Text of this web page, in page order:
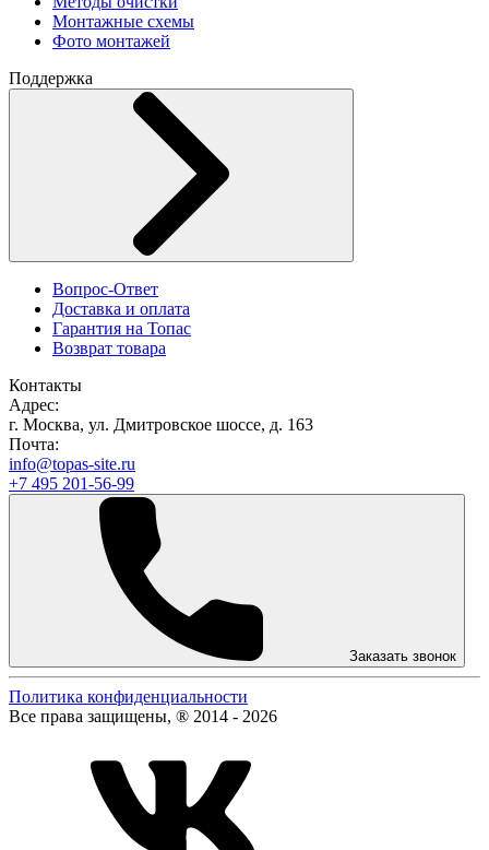
Монтажные схемы
Фото монтажей
Поддержка
Вопрос-Ответ
Доставка и оплата
Гарантия на Топас
Возврат товара
Контакты
Адрес:
г. Москва, ул. Дмитровское шоссе, д. 163
Почта:
info@topas-site.ru
+7 495 201-56-99
Заказать звонок
Политика конфиденциальности
Все права защищены, ® 2014 - 2026